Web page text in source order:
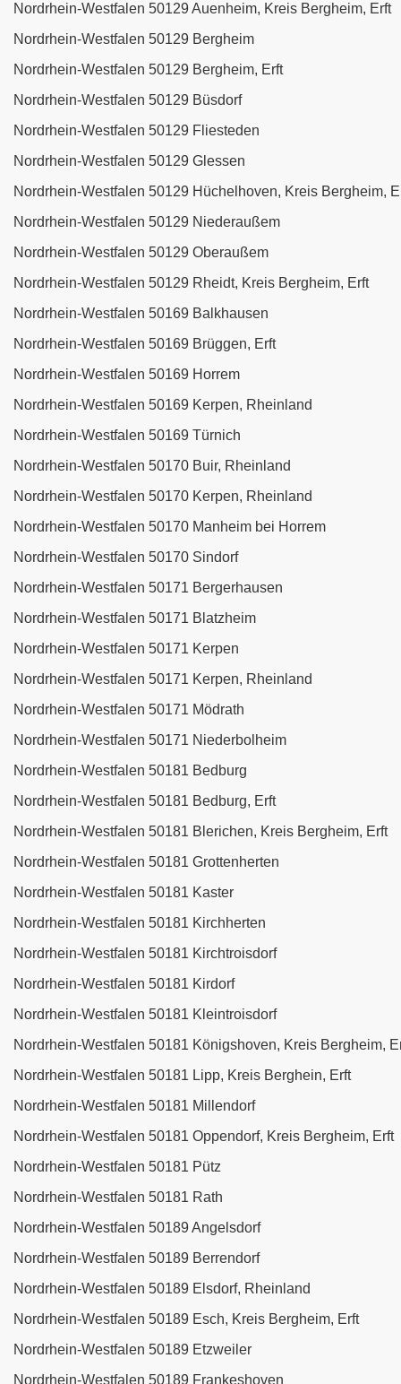
Nordrhein-Westfalen 50129 Auenheim, Kreis Bergheim, Erft
Nordrhein-Westfalen 50129 Bergheim
Nordrhein-Westfalen 50129 Bergheim, Erft
Nordrhein-Westfalen 50129 Büsdorf
Nordrhein-Westfalen 50129 Fliesteden
Nordrhein-Westfalen 50129 Glessen
Nordrhein-Westfalen 50129 Hüchelhoven, Kreis Bergheim,
Nordrhein-Westfalen 50129 Niederaußem
Nordrhein-Westfalen 50129 Oberaußem
Nordrhein-Westfalen 50129 Rheidt, Kreis Bergheim, Erft
Nordrhein-Westfalen 50169 Balkhausen
Nordrhein-Westfalen 50169 Brüggen, Erft
Nordrhein-Westfalen 50169 Horrem
Nordrhein-Westfalen 50169 Kerpen, Rheinland
Nordrhein-Westfalen 50169 Türnich
Nordrhein-Westfalen 50170 Buir, Rheinland
Nordrhein-Westfalen 50170 Kerpen, Rheinland
Nordrhein-Westfalen 50170 Manheim bei Horrem
Nordrhein-Westfalen 50170 Sindorf
Nordrhein-Westfalen 50171 Bergerhausen
Nordrhein-Westfalen 50171 Blatzheim
Nordrhein-Westfalen 50171 Kerpen
Nordrhein-Westfalen 50171 Kerpen, Rheinland
Nordrhein-Westfalen 50171 Mödrath
Nordrhein-Westfalen 50171 Niederbolheim
Nordrhein-Westfalen 50181 Bedburg
Nordrhein-Westfalen 50181 Bedburg, Erft
Nordrhein-Westfalen 50181 Blerichen, Kreis Bergheim, Erft
Nordrhein-Westfalen 50181 Grottenherten
Nordrhein-Westfalen 50181 Kaster
Nordrhein-Westfalen 50181 Kirchherten
Nordrhein-Westfalen 50181 Kirchtroisdorf
Nordrhein-Westfalen 50181 Kirdorf
Nordrhein-Westfalen 50181 Kleintroisdorf
Nordrhein-Westfalen 50181 Königshoven, Kreis Bergheim,
Nordrhein-Westfalen 50181 Lipp, Kreis Berghein, Erft
Nordrhein-Westfalen 50181 Millendorf
Nordrhein-Westfalen 50181 Oppendorf, Kreis Bergheim, Erft
Nordrhein-Westfalen 50181 Pütz
Nordrhein-Westfalen 50181 Rath
Nordrhein-Westfalen 50189 Angelsdorf
Nordrhein-Westfalen 50189 Berrendorf
Nordrhein-Westfalen 50189 Elsdorf, Rheinland
Nordrhein-Westfalen 50189 Esch, Kreis Bergheim, Erft
Nordrhein-Westfalen 50189 Etzweiler
Nordrhein-Westfalen 50189 Frankeshoven